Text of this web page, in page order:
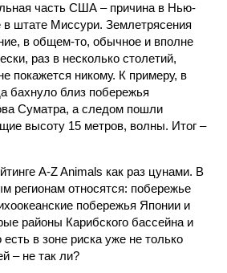
часть США – причина в Нью-
штате Миссури. Землетрясения
в общем-то, обычное и вполне
раз в несколько столетий,
покажется никому. К примеру, в
бахнуло близ побережья
Суматра, а следом пошли
высоту 15 метров, волны. Итог –
A-Z Animals как раз цунами. В
регионам относятся: побережье
побережья Японии и
районы Карибского бассейна и
в зоне риска уже не только
– не так ли?